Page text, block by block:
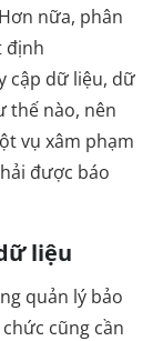
nữa, phân
định
cập dữ liệu, dữ
thế nào, nên
vụ xâm phạm
được báo
liệu
quản lý bảo
cũng cần